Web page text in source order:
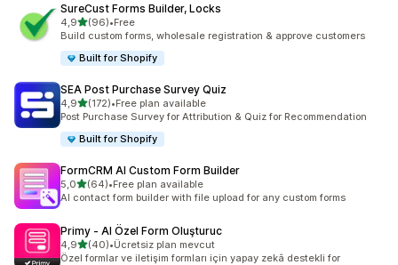
SureCust Forms Builder, Locks
4,95 yıldız üzerinden
(96)
toplam 96 değerlendirme
•Free
Build custom forms, wholesale registration & approve customers
Built for Shopify
SEA Post Purchase Survey Quiz
4,95 yıldız üzerinden
(172)
toplam 172 değerlendirme
•Free plan available
Post Purchase Survey for Attribution & Quiz for Recommendation
Built for Shopify
FormCRM AI Custom Form Builder
5,05 yıldız üzerinden
(64)
toplam 64 değerlendirme
•Free plan available
AI contact form builder with file upload for any custom forms
Primy ‑ AI Özel Form Oluşturuc
4,95 yıldız üzerinden
(40)
toplam 40 değerlendirme
•Ücretsiz plan mevcut
Özel formlar ve iletişim formları için yapay zekâ destekli for